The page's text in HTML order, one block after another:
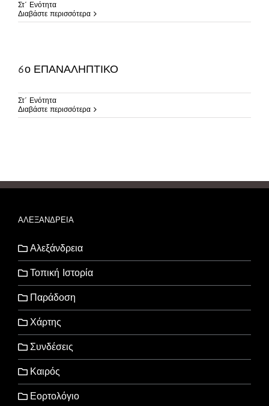
Στ΄ Ενότητα
Διαβάστε περισσότερα
6ο ΕΠΑΝΑΛΗΠΤΙΚΟ
Στ΄ Ενότητα
Διαβάστε περισσότερα
ΑΛΕΞΑΝΔΡΕΙΑ
Αλεξάνδρεια
Τοπική Ιστορία
Παράδοση
Χάρτης
Συνδέσεις
Καιρός
Εορτολόγιο